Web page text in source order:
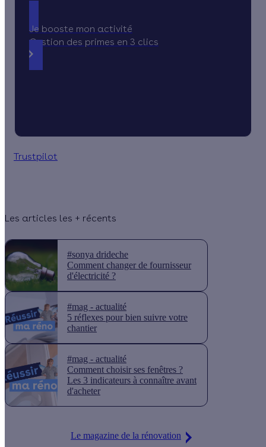
Je booste mon activité
Gestion des primes en 3 clics
Trustpilot
Les articles les + récents
#sonya drideche
Comment changer de fournisseur
d'électricité ?
#mag - actualité
5 réflexes pour bien suivre votre
chantier
#mag - actualité
Comment choisir ses fenêtres ?
Les 3 indicateurs à connaître avant
d'acheter
Le magazine de la rénovation